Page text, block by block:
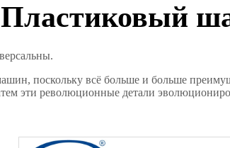
Пластиковый
поскольку всё больше и больше
эти революционные детали